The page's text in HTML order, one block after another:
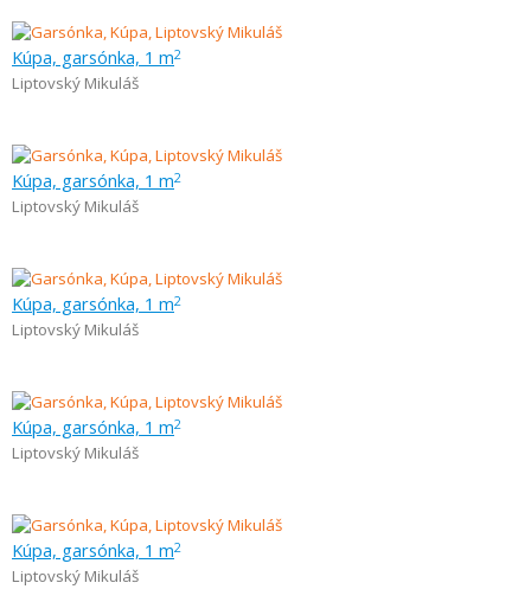
Kúpa, garsónka, 1 m2
Liptovský Mikuláš
Kúpa, garsónka, 1 m2
Liptovský Mikuláš
Kúpa, garsónka, 1 m2
Liptovský Mikuláš
Kúpa, garsónka, 1 m2
Liptovský Mikuláš
Kúpa, garsónka, 1 m2
Liptovský Mikuláš